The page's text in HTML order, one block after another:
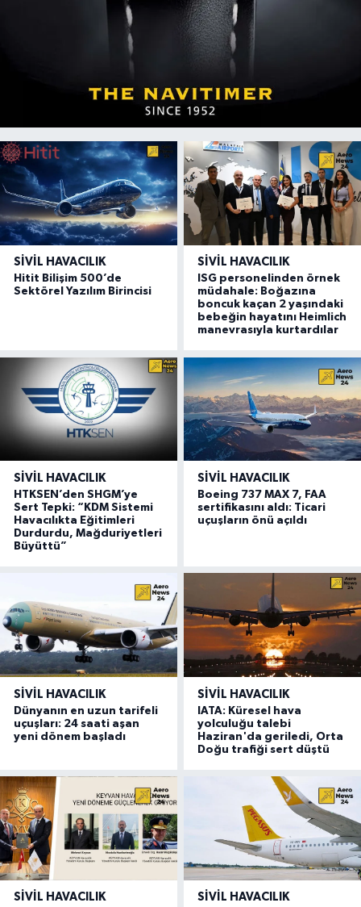
SIVIL HAVACILIK
Hitit Bilişim 500’de
Sektörel Yazılım Birincisi
SIVIL HAVACILIK
ISG personelinden örnek
müdahale: Boğazına
boncuk kaçan 2 yaşındaki
bebeğin hayatını Heimlich
manevrasıyla kurtardılar
SIVIL HAVACILIK
HTKSEN’den SHGM’ye
Sert Tepki: “KDM Sistemi
Havacılıkta Eğitimleri
Durdurdu, Mağduriyetleri
Büyüttü”
SIVIL HAVACILIK
Boeing 737 MAX 7, FAA
sertifikasını aldı: Ticari
uçuşların önü açıldı
SIVIL HAVACILIK
Dünyanın en uzun tarifeli
uçuşları: 24 saati aşan
yeni dönem başladı
SIVIL HAVACILIK
IATA: Küresel hava
yolculuğu talebi
Haziran'da geriledi, Orta
Doğu trafiği sert düştü
SIVIL HAVACILIK SIVIL HAVACILIK